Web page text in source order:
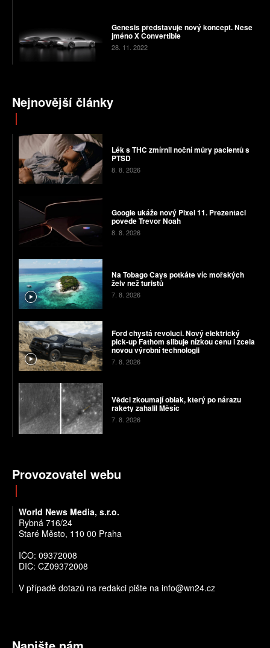
Genesis představuje nový koncept. Nese
jméno X Convertible
28. 11. 2022
Nejnovější články
Lék s THC zmírnil noční můry pacientů s
PTSD
8. 8. 2026
Google ukáže nový Pixel 11. Prezentaci
povede Trevor Noah
8. 8. 2026
Na Tobago Cays potkáte víc mořských
želv než turistů
7. 8. 2026
Ford chystá revoluci. Nový elektrický
pick-up Fathom slibuje nízkou cenu i zcela
novou výrobní technologii
7. 8. 2026
Vědci zkoumají oblak, který po nárazu
rakety zahalil Měsíc
7. 8. 2026
Provozovatel webu
World News Media, s.r.o.
Rybná 716/24
Staré Město, 110 00 Praha
IČO: 09372008
DIČ: CZ09372008
V případě dotazů na redakci pište na info@wn24.cz